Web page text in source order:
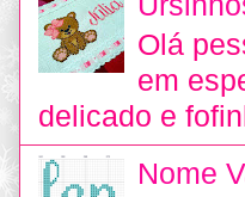
Olá
em
delicado e
Nome